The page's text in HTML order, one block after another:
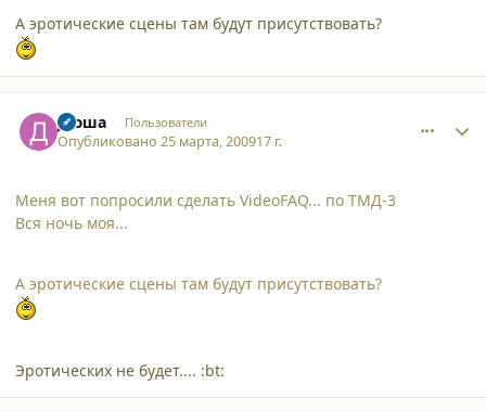
А эротические сцены там будут присутствовать?
Дюша Пользователи
Опубликовано25 марта, 200917 г.
Меня вот попросили сделать VideoFAQ... по ТМД-3
Вся ночь моя...
А эротические сцены там будут присутствовать?
Эротических не будет.... :bt: